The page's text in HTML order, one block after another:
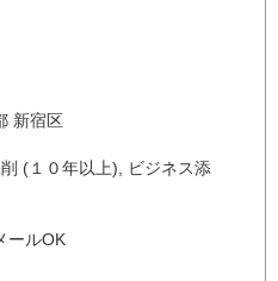
新宿区
(１０年以上), ビジネス添
ールOK